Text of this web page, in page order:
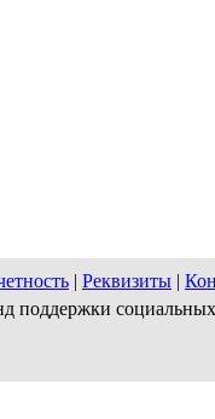
| Реквизиты |
поддержки